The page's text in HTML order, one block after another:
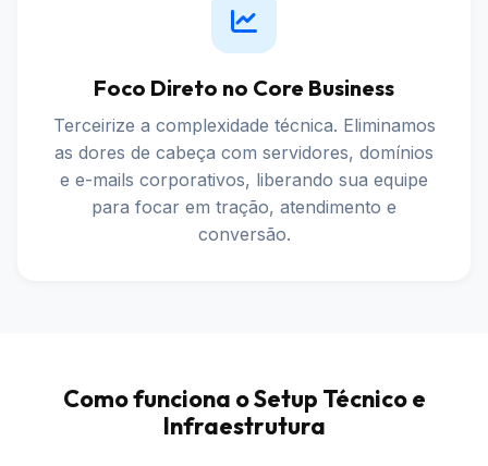
Foco Direto no Core Business
Terceirize a complexidade técnica. Eliminamos
as dores de cabeça com servidores, domínios
e e-mails corporativos, liberando sua equipe
para focar em tração, atendimento e
conversão.
Como funciona o Setup Técnico e
Infraestrutura